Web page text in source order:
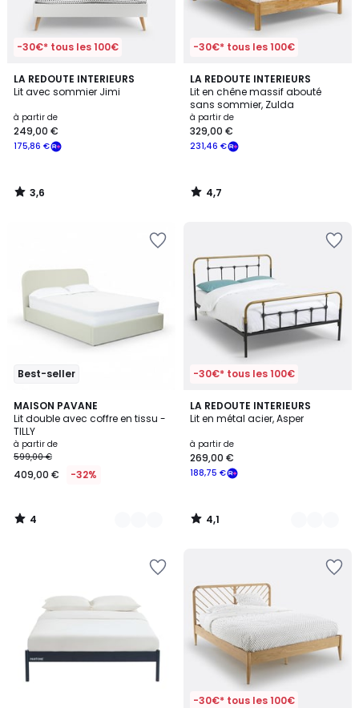
-30€* tous les 100€
LA REDOUTE INTERIEURS
Lit avec sommier Jimi
à partir de
175,86 €
249,00 €
3,6
/ 5
3,6
/
-30€* tous les 100€
LA REDOUTE INTERIEURS
Lit en chêne massif abouté
sans sommier, Zulda
à partir de
231,46 €
329,00 €
4,7
/ 5
4,7
/
Best-seller
MAISON PAVANE
Lit double avec coffre en tissu -
TILLY
à partir de
599,00 €
409,00 € -32%
4
/
5
3
Couleurs
4
/
-30€* tous les 100€
LA REDOUTE INTERIEURS
Lit en métal acier, Asper
à partir de
188,75 €
269,00 €
4,1
/ 5
2
Couleurs
4,1
/
-30€* tous les 100€